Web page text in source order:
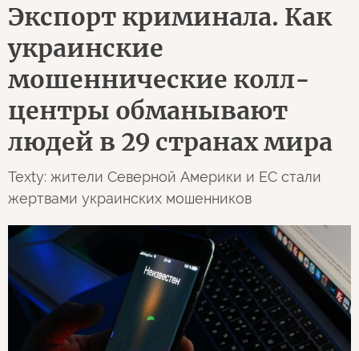
Экспорт криминала. Как
украинские
мошеннические колл-
центры обманывают
людей в 29 странах мира
Texty: жители Северной Америки и ЕС стали
жертвами украинских мошенников